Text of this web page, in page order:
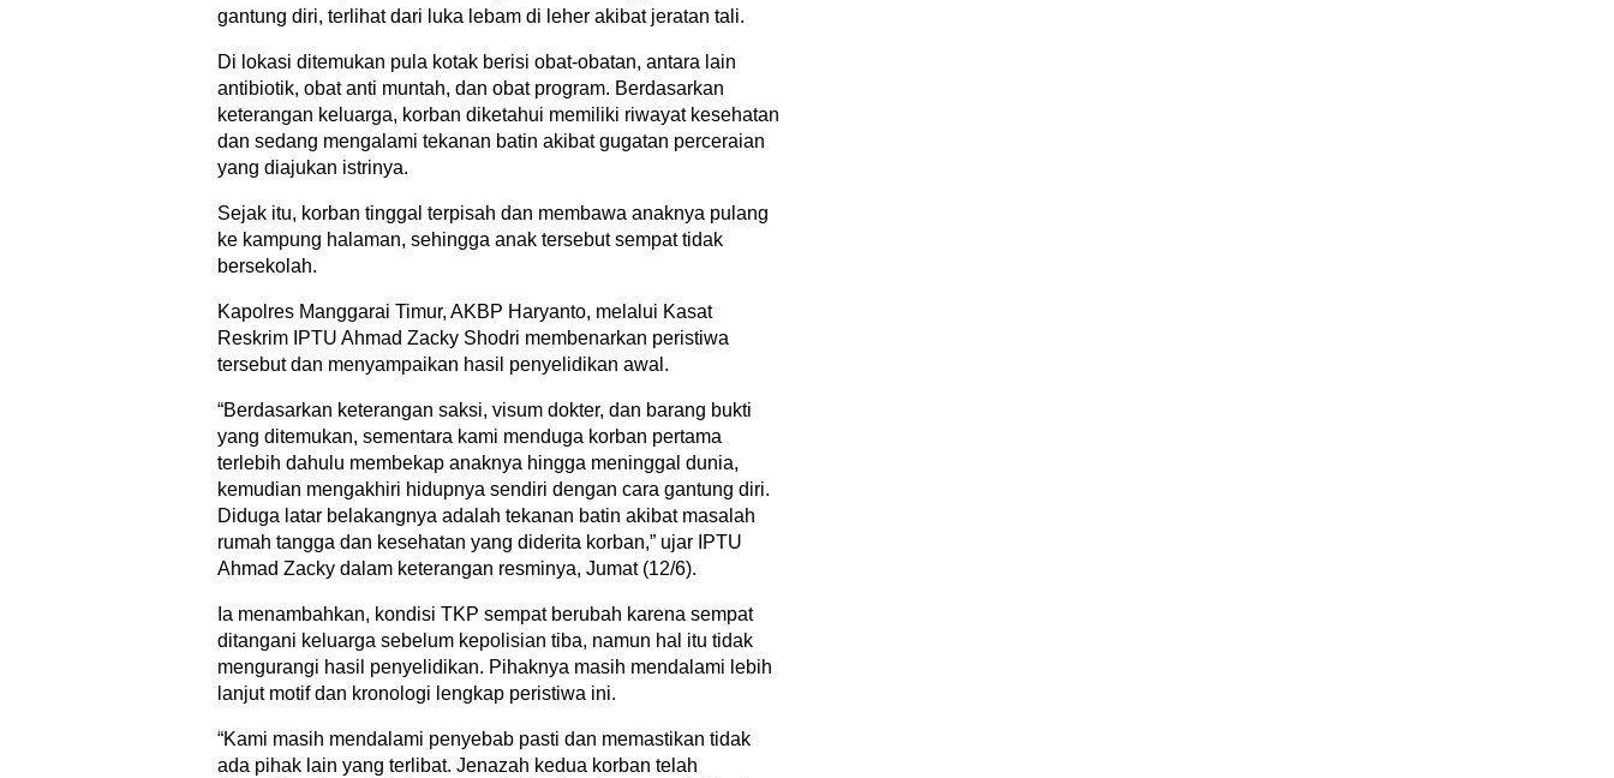
gantung diri, terlihat dari luka lebam di leher akibat jeratan tali.
Di lokasi ditemukan pula kotak berisi obat-obatan, antara lain
antibiotik, obat anti muntah, dan obat program. Berdasarkan
keterangan keluarga, korban diketahui memiliki riwayat kesehatan
dan sedang mengalami tekanan batin akibat gugatan perceraian
yang diajukan istrinya.
Sejak itu, korban tinggal terpisah dan membawa anaknya pulang
ke kampung halaman, sehingga anak tersebut sempat tidak
bersekolah.
Kapolres Manggarai Timur, AKBP Haryanto, melalui Kasat
Reskrim IPTU Ahmad Zacky Shodri membenarkan peristiwa
tersebut dan menyampaikan hasil penyelidikan awal.
“Berdasarkan keterangan saksi, visum dokter, dan barang bukti
yang ditemukan, sementara kami menduga korban pertama
terlebih dahulu membekap anaknya hingga meninggal dunia,
kemudian mengakhiri hidupnya sendiri dengan cara gantung diri.
Diduga latar belakangnya adalah tekanan batin akibat masalah
rumah tangga dan kesehatan yang diderita korban,” ujar IPTU
Ahmad Zacky dalam keterangan resminya, Jumat (12/6).
Ia menambahkan, kondisi TKP sempat berubah karena sempat
ditangani keluarga sebelum kepolisian tiba, namun hal itu tidak
mengurangi hasil penyelidikan. Pihaknya masih mendalami lebih
lanjut motif dan kronologi lengkap peristiwa ini.
“Kami masih mendalami penyebab pasti dan memastikan tidak
ada pihak lain yang terlibat. Jenazah kedua korban telah